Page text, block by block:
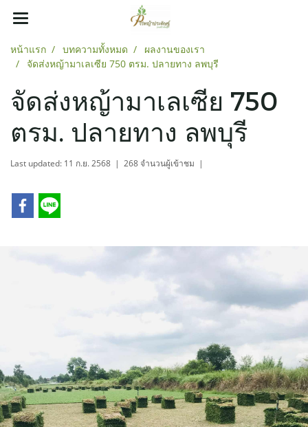
หน้าแรก บทความทั้งหมด
ผลงานของเรา
จัดส่งหญ้ามาเลเซีย 750 ตรม. ปลายทาง ลพบุรี
จัดส่งหญ้ามาเลเซีย 750
ตรม. ปลายทาง ลพบุรี
Last updated: 11 ก.ย. 2568 | 268 จำนวนผู้เข้าชม |